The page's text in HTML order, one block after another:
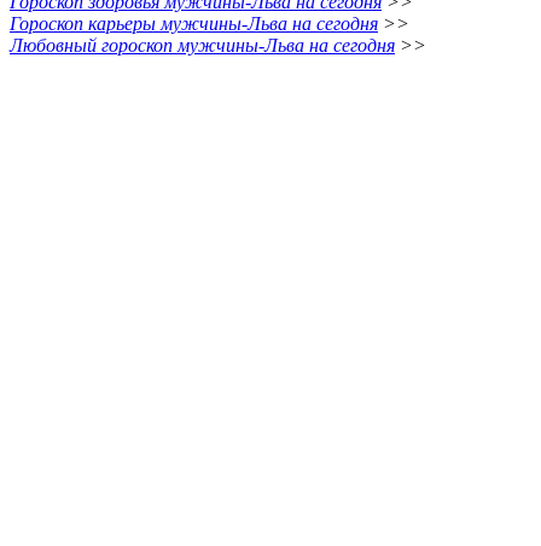
Гороскоп карьеры мужчины-Льва на сегодня >>
Любовный гороскоп мужчины-Льва на сегодня >>